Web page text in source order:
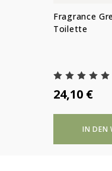
Fragrance
Toilette
24,10 €
IN DEN